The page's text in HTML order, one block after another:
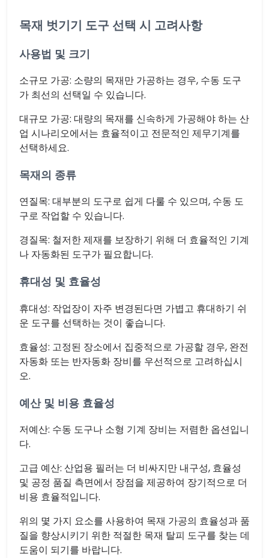
목재 벗기기 도구 선택 시 고려사항
사용법 및 크기
소규모 가공: 소량의 목재만 가공하는 경우, 수동 도구
가 최선의 선택일 수 있습니다.
대규모 가공: 대량의 목재를 신속하게 가공해야 하는 산
업 시나리오에서는 효율적이고 전문적인 제무기계를
선택하세요.
목재의 종류
연질목: 대부분의 도구로 쉽게 다룰 수 있으며, 수동 도
구로 작업할 수 있습니다.
경질목: 철저한 제재를 보장하기 위해 더 효율적인 기계
나 자동화된 도구가 필요합니다.
휴대성 및 효율성
휴대성: 작업장이 자주 변경된다면 가볍고 휴대하기 쉬
운 도구를 선택하는 것이 좋습니다.
효율성: 고정된 장소에서 집중적으로 가공할 경우, 완전
자동화 또는 반자동화 장비를 우선적으로 고려하십시
오.
예산 및 비용 효율성
저예산: 수동 도구나 소형 기계 장비는 저렴한 옵션입니
다.
고급 예산: 산업용 필러는 더 비싸지만 내구성, 효율성
및 공정 품질 측면에서 장점을 제공하여 장기적으로 더
비용 효율적입니다.
위의 몇 가지 요소를 사용하여 목재 가공의 효율성과 품
질을 향상시키기 위한 적절한 목재 탈피 도구를 찾는 데
도움이 되기를 바랍니다.